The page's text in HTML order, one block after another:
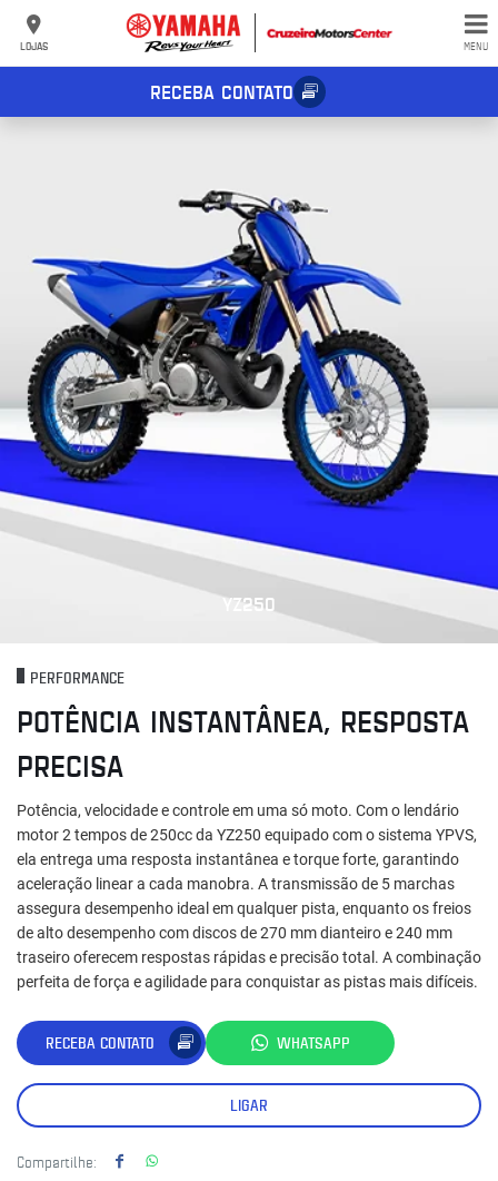
LOJAS MENU
RECEBA CONTATO
YZ250
PERFORMANCE
POTÊNCIA INSTANTÂNEA, RESPOSTA
PRECISA
Potência, velocidade e controle em uma só moto. Com o lendário
motor 2 tempos de 250cc da YZ250 equipado com o sistema YPVS,
ela entrega uma resposta instantânea e torque forte, garantindo
aceleração linear a cada manobra. A transmissão de 5 marchas
assegura desempenho ideal em qualquer pista, enquanto os freios
de alto desempenho com discos de 270 mm dianteiro e 240 mm
traseiro oferecem respostas rápidas e precisão total. A combinação
perfeita de força e agilidade para conquistar as pistas mais difíceis.
RECEBA CONTATO WHATSAPP
LIGAR
Compartilhe: